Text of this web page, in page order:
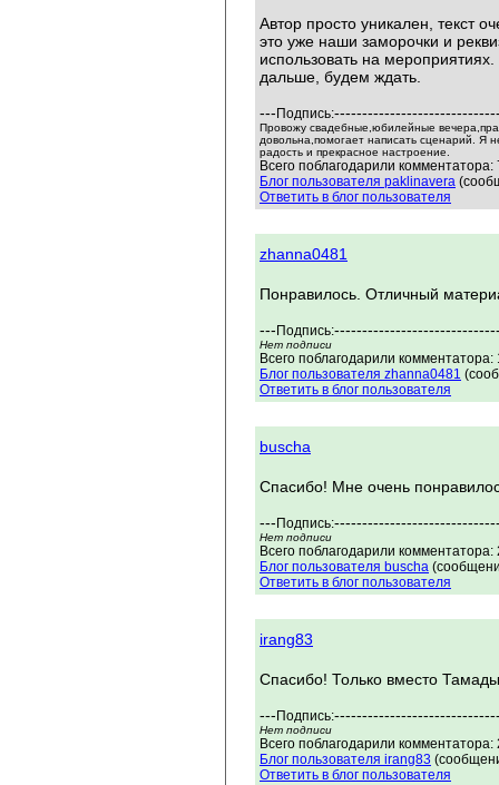
Автор просто уникален, текст
это уже наши заморочки и
использовать на
дальше, будем ждать.
--- Подпись:
Провожу свадебные,юбилейные
довольна,помогает написать сценарий. Я
радость и прекрасное настроение.
Всего поблагодарили
Блог пользователя paklinavera
Ответить в блог пользователя
zhanna0481
Понравилось. Отличный
--- Подпись:
Нет подписи
Всего поблагодарили
Блог пользователя zhanna0481
Ответить в блог пользователя
buscha
Спасибо! Мне очень
--- Подпись:
Нет подписи
Всего поблагодарили
Блог пользователя buscha
Ответить в блог пользователя
irang83
Спасибо! Только вместо
--- Подпись:
Нет подписи
Всего поблагодарили
Блог пользователя irang83
Ответить в блог пользователя